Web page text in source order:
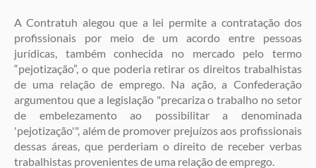
A Contratuh alegou que a lei permite a contratação dos
profissionais por meio de um acordo entre pessoas
jurídicas, também conhecida no mercado pelo termo
“pejotização”, o que poderia retirar os direitos trabalhistas
de uma relação de emprego. Na ação, a Confederação
argumentou que a legislação "precariza o trabalho no setor
de embelezamento ao possibilitar a denominada
'pejotização'", além de promover prejuízos aos profissionais
dessas áreas, que perderiam o direito de receber verbas
trabalhistas provenientes de uma relação de emprego.